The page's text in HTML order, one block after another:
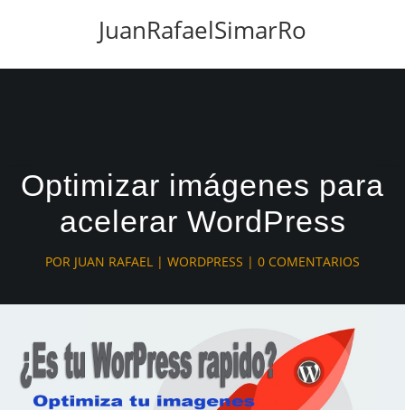
JuanRafaelSimarRo
Optimizar imágenes para
acelerar WordPress
POR JUAN RAFAEL | WORDPRESS | 0 COMENTARIOS